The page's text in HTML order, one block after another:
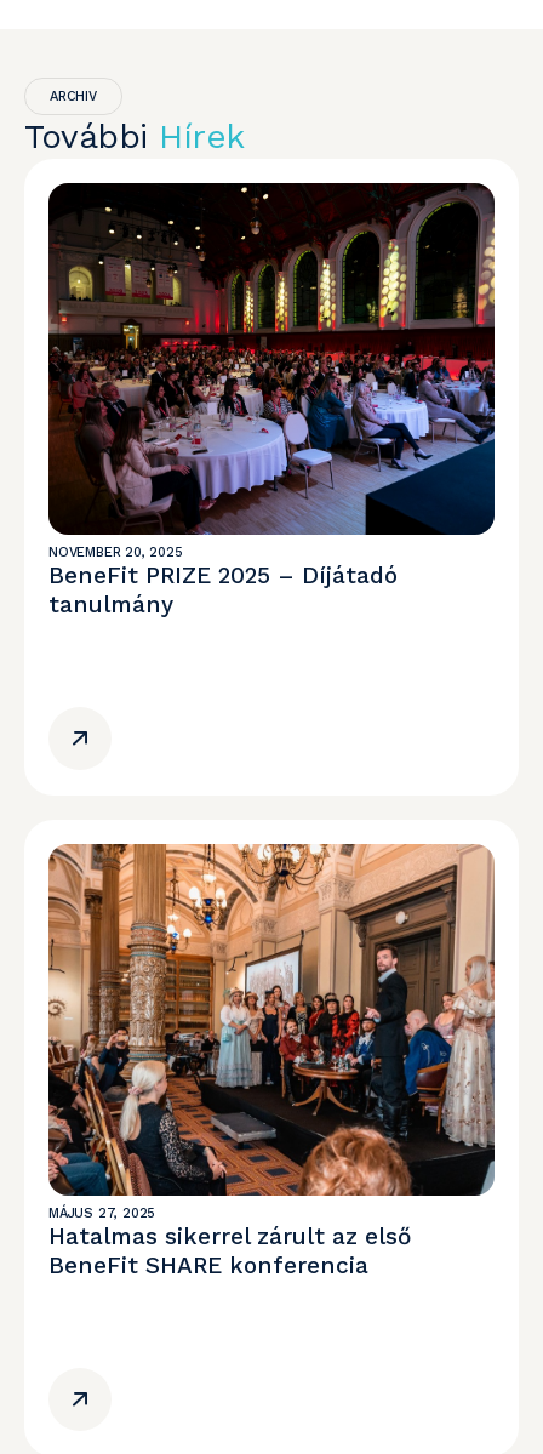
ARCHIV
További Hírek
NOVEMBER 20, 2025
BeneFit PRIZE 2025 – Díjátadó
tanulmány
MÁJUS 27, 2025
Hatalmas sikerrel zárult az első
BeneFit SHARE konferencia